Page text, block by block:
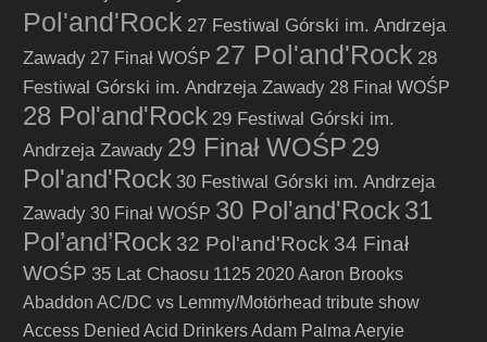
Pol'and'Rock 27 Festiwal Górski im. Andrzeja
Zawady 27 Finał WOŚP 27 Pol'and'Rock 28
Festiwal Górski im. Andrzeja Zawady 28 Finał WOŚP
28 Pol'and'Rock 29 Festiwal Górski im.
Andrzeja Zawady 29 Finał WOŚP 29
Pol'and'Rock 30 Festiwal Górski im. Andrzeja
Zawady 30 Finał WOŚP 30 Pol'and'Rock31
Pol’and’Rock 32 Pol'and'Rock 34 Finał
WOŚP 35 Lat Chaosu 1125 2020Aaron Brooks
Abaddon AC/DC vs Lemmy/Motörhead tribute show
Access Denied Acid DrinkersAdam Palma Aeryie